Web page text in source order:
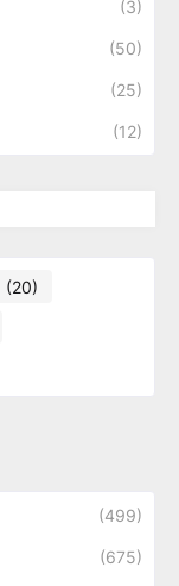
(3)
(50)
(25)
(12)
(20)
(499)
(675)